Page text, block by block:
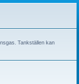
Tankställen kan